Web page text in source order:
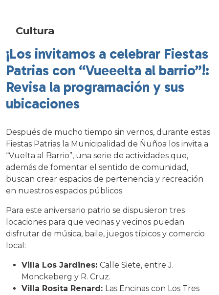
Cultura
¡Los invitamos a celebrar Fiestas
Patrias con “Vueeelta al barrio”!:
Revisa la programación y sus
ubicaciones
Después de mucho tiempo sin vernos, durante estas
Fiestas Patrias la Municipalidad de Ñuñoa los invita a
“Vuelta al Barrio”, una serie de actividades que,
además de fomentar el sentido de comunidad,
buscan crear espacios de pertenencia y recreación
en nuestros espacios públicos.
Para este aniversario patrio se dispusieron tres
locaciones para que vecinas y vecinos puedan
disfrutar de música, baile, juegos típicos y comercio
local:
Villa Los Jardines: Calle Siete, entre J.
Monckeberg y R. Cruz.
Villa Rosita Renard: Las Encinas con Los Tres